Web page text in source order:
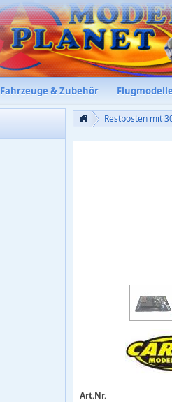
Fahrzeuge & Zubehör
Restposten mit
Art.Nr.